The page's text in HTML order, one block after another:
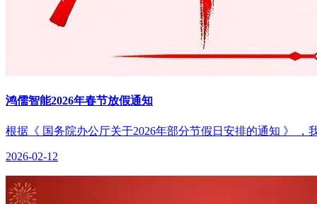
鸿儒智能2026年春节放假通知
根据《 国务院办公厅关于2026年部分节假日安排的通知 》 ，
2026-02-12